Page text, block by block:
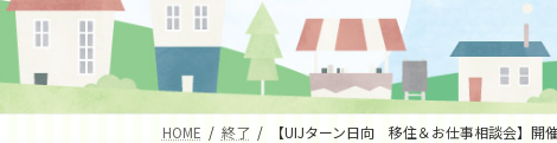
HOME 終了 【UIJターン日向 移住＆お仕事相談会】開